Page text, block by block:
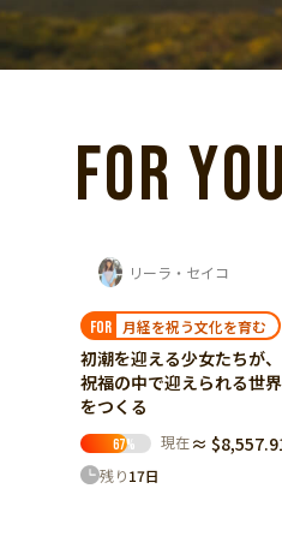
FOR YOU
リーラ・セイコ
FOR 月経を祝う文化を育む
初潮を迎える少女たちが、
祝福の中で迎えられる世界
をつくる
67% 現在 ≈
残り17日